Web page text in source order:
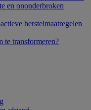
en ononderbroken
herstelmaatregelen
te transformeren?